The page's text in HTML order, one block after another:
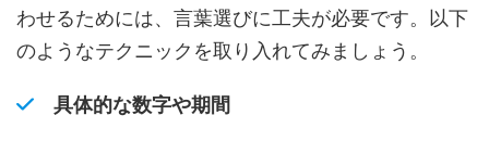
わせるためには、言葉選びに工夫が必要です。以下
のようなテクニックを取り入れてみましょう。
具体的な数字や期間